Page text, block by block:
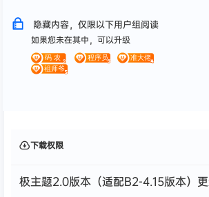
隐藏内容，仅限以下用户组阅读
如果您未在其中，可以升级
下载权限
极主题2.0版本（适配B2-4.15版本）